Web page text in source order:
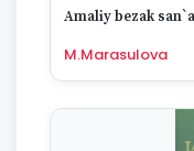
Amaliy bezak
M.Marasulova